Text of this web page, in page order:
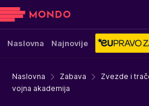
Naslovna Najnovije
Naslovna Zabava Zvezde i
vojna akademija